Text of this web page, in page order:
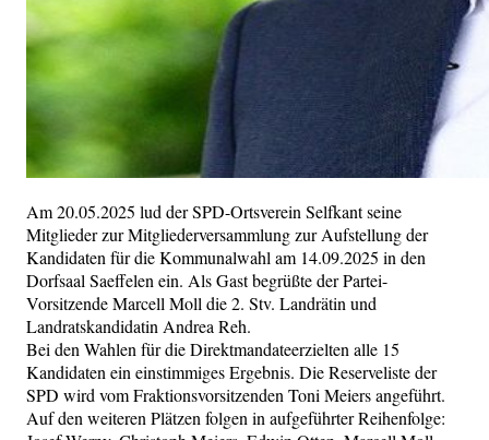
Am 20.05.2025 lud der SPD-Ortsverein Selfkant seine
Mitglieder zur Mitgliederversammlung zur Aufstellung der
Kandidaten für die Kommunalwahl am 14.09.2025 in den
Dorfsaal Saeffelen ein. Als Gast begrüßte der Partei-
Vorsitzende Marcell Moll die 2. Stv. Landrätin und
Landratskandidatin Andrea Reh.
Bei den Wahlen für die Direktmandateerzielten alle 15
Kandidaten ein einstimmiges Ergebnis. Die Reserveliste der
SPD wird vom Fraktionsvorsitzenden Toni Meiers angeführt.
Auf den weiteren Plätzen folgen in aufgeführter Reihenfolge: